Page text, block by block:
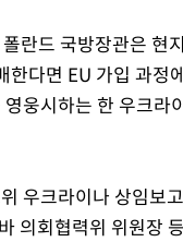
란드 국방장관은 현
한다면 EU 가입 과
웅시하는 한 우크
우크라이나 상임보
의회협력위 위원장